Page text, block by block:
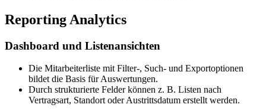
Reporting Analytics
Dashboard und Listenansichten
Die Mitarbeiterliste mit Filter-, Such- und Exportoptionen
bildet die Basis für Auswertungen.
Durch strukturierte Felder können z. B. Listen nach
Vertragsart, Standort oder Austrittsdatum erstellt werden.